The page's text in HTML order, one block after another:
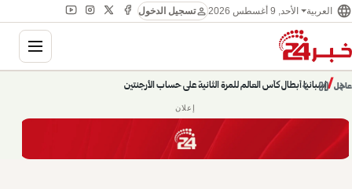
language العربية الأحد, 9 أغسطس 2026 personتسجيل الدخول
عاجل/
إسبانيا أبطال كأس العالم للمرة الثانية على حساب الأرجنتين
chevron_right
pause
chevron_left
إعلان